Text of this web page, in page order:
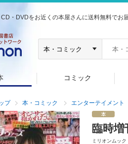
・DVDをお近くの本屋さんに送料無料でお
コミック
プ 本・コミック エンターテイメント
臨時
ミリオンムック